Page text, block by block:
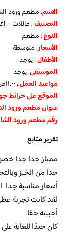
الاسم: مطعم ورود
التصنيف: عائلات –
النوع :مطعم
الأسعار:متوسطة
الأطفال:يوجد
الموسيقى:يوجد
مواعيد العمل:، ١١:٠٠ص–١١:٠٠م
الموقع على خرائط
عنوان مطعم ورود
رقم مطعم ورود
تقرير متابع
ممتاز جدا جدا
جدا من الخبز
أسعار مناسبة جدا
لقد كانت تجربة
أحببته حقا.
كان جيدًا للغاية